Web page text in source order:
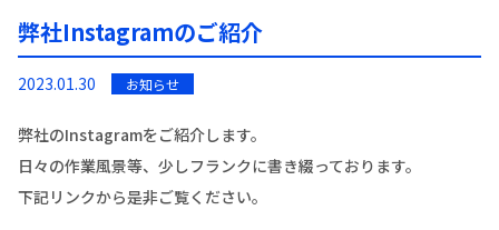
弊社Instagramのご紹介
2023.01.30 お知らせ
弊社のInstagramをご紹介します。
日々の作業風景等、少しフランクに書き綴っております。
下記リンクから是非ご覧ください。